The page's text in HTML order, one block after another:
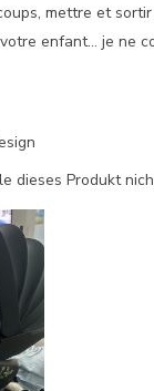
mettre et
enfant… je ne
dieses Produkt